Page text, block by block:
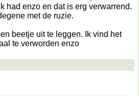
had enzo en dat is erg verwarrend.
met de ruzie.
beetje uit te leggen. Ik vind het
te verworden enzo